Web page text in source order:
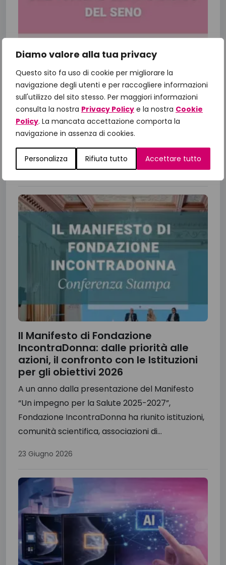
Diamo valore alla tua privacy
Questo sito fa uso di cookie per migliorare la
navigazione degli utenti e per raccogliere informazioni
sull'utilizzo del sito stesso. Per maggiori informazioni
consulta la nostra Privacy Policy e la nostra Cookie
Policy. La mancata accettazione comporta la
navigazione in assenza di cookies.
Personalizza Rifiuta tutto Accettare tutto
Fondazione IncontraDonna finanzia
una nuova ricerca sul tumore al
seno metastatico
Dalla ricerca alla cura: il valore della medicina di
precisione Fondazione IncontraDonna
supporta la ricerca oncologica, in particolare il
progetto di ricerca sulla piattaforma...
13 Luglio 2026
Il Manifesto di Fondazione
IncontraDonna: dalle priorità alle
azioni, il confronto con le Istituzioni
per gli obiettivi 2026
A un anno dalla presentazione del Manifesto
“Un impegno per la Salute 2025-2027”,
Fondazione IncontraDonna ha riunito istituzioni,
comunità scientifica, associazioni di...
23 Giugno 2026